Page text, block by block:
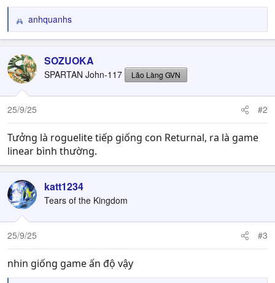
R
e
c
t
i
o
n
anhquanhs
SOZUOKA
SPARTAN John-117 Lão Làng GVN
25/9/25 #2
Tưởng là roguelite tiếp giống con Returnal, ra là game
linear bình thường.
katt1234
Tears of the Kingdom
25/9/25 #3
nhin giống game ấn độ vậy